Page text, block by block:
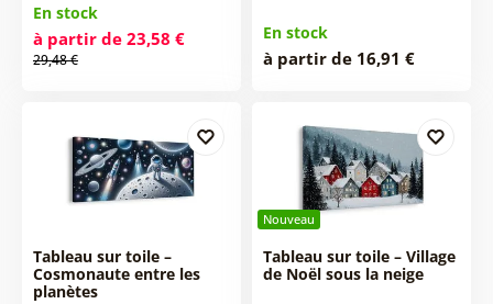
En stock
à partir de 23,58 €
29,48 €
En stock
à partir de 16,91 €
Tableau sur toile –
Cosmonaute entre les
planètes
Nouveau
Tableau sur toile – Village
de Noël sous la neige